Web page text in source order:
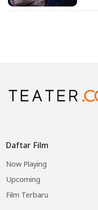
Daftar Film
Now Playing
Upcoming
Film Terbaru